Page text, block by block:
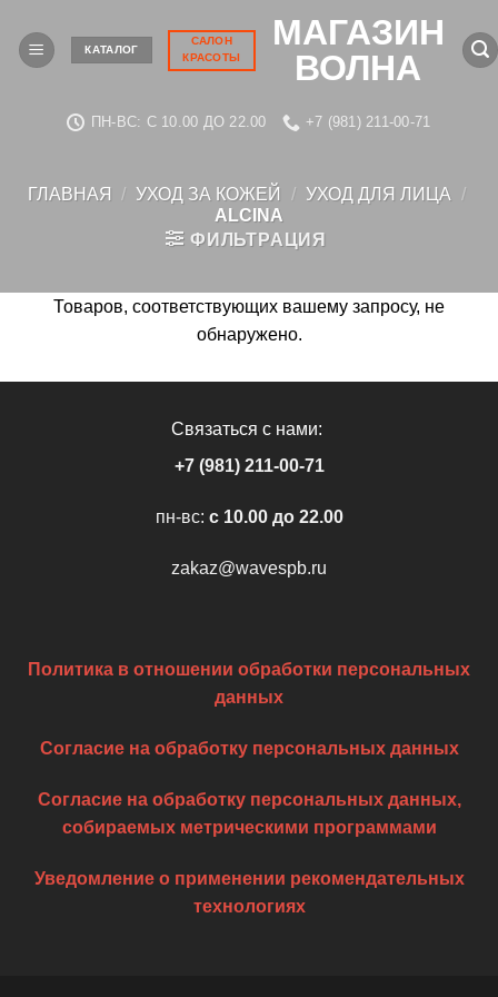
content
МАГАЗИН
ВОЛНА
КАТАЛОГ
САЛОН
КРАСОТЫ
ПН-ВС: C 10.00 ДО 22.00 +7 (981) 211-00-71
ГЛАВНАЯ / УХОД ЗА КОЖЕЙ / УХОД ДЛЯ ЛИЦА
/
ALCINA
ФИЛЬТРАЦИЯ
Товаров, соответствующих вашему запросу, не
обнаружено.
Связаться с нами:
+7 (981) 211-00-71
пн-вс: c 10.00 до 22.00
zakaz@wavespb.ru
Политика в отношении обработки персональных
данных
Согласие на обработку персональных данных
Согласие на обработку персональных данных,
собираемых метрическими программами
Уведомление о применении рекомендательных
технологиях